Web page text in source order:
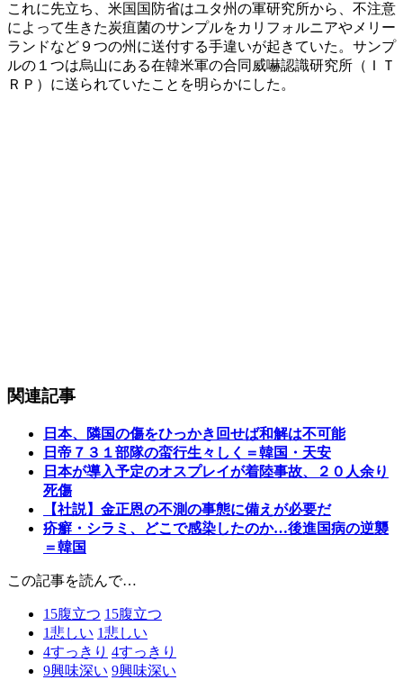
これに先立ち、米国国防省はユタ州の軍研究所から、不注意
によって生きた炭疽菌のサンプルをカリフォルニアやメリー
ランドなど９つの州に送付する手違いが起きていた。サンプ
ルの１つは烏山にある在韓米軍の合同威嚇認識研究所（ＩＴ
ＲＰ）に送られていたことを明らかにした。
関連記事
日本、隣国の傷をひっかき回せば和解は不可能
日帝７３１部隊の蛮行生々しく＝韓国・天安
日本が導入予定のオスプレイが着陸事故、２０人余り
死傷
【社説】金正恩の不測の事態に備えが必要だ
疥癬・シラミ、どこで感染したのか…後進国病の逆襲
＝韓国
この記事を読んで…
15腹立つ 15腹立つ
1悲しい 1悲しい
4すっきり 4すっきり
9興味深い 9興味深い